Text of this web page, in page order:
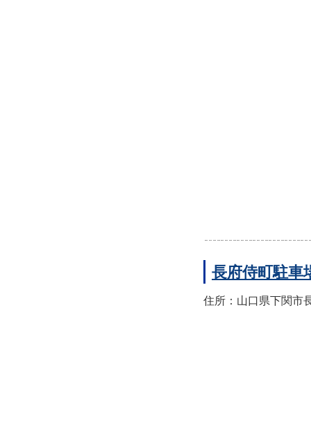
長府侍町駐車
住所：山口県下関市